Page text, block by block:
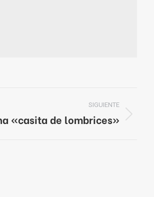
SIGUIENTE
«casita de lombrices»